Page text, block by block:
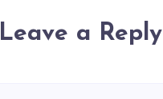
Leave a Reply